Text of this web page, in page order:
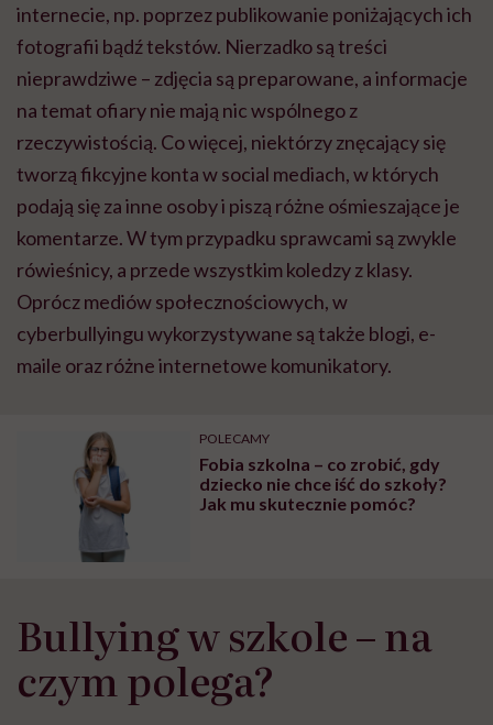
internecie, np. poprzez publikowanie poniżających ich
fotografii bądź tekstów. Nierzadko są treści
nieprawdziwe – zdjęcia są preparowane, a informacje
na temat ofiary nie mają nic wspólnego z
rzeczywistością. Co więcej, niektórzy znęcający się
tworzą fikcyjne konta w social mediach, w których
podają się za inne osoby i piszą różne ośmieszające je
komentarze. W tym przypadku sprawcami są zwykle
rówieśnicy, a przede wszystkim koledzy z klasy.
Oprócz mediów społecznościowych, w
cyberbullyingu wykorzystywane są także blogi, e-
maile oraz różne internetowe komunikatory.
POLECAMY
Fobia szkolna – co zrobić, gdy
dziecko nie chce iść do szkoły?
Jak mu skutecznie pomóc?
Bullying w szkole – na
czym polega?